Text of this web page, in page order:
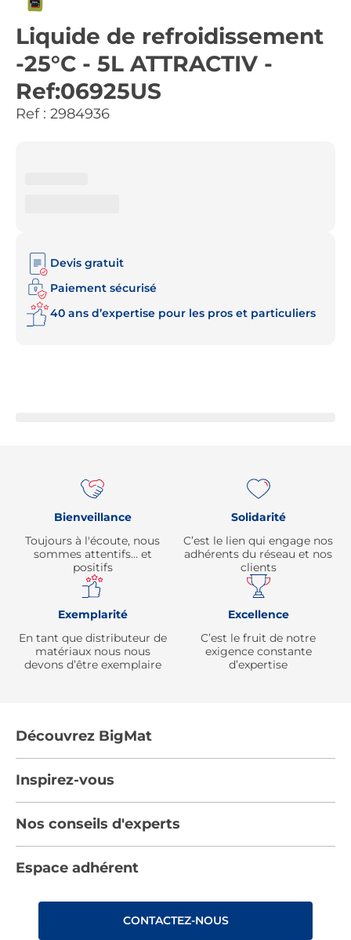
Liquide de refroidissement
-25°C - 5L ATTRACTIV -
Ref:06925US
Ref : 2984936
Devis gratuit
Paiement sécurisé
40 ans d’expertise pour les pros et particuliers
Bienveillance
Toujours à l'écoute, nous
sommes attentifs… et
positifs
Solidarité
C’est le lien qui engage nos
adhérents du réseau et nos
clients
Exemplarité
En tant que distributeur de
matériaux nous nous
devons d’être exemplaire
Excellence
C’est le fruit de notre
exigence constante
d’expertise
Découvrez BigMat
Devenez adhérent
Les Bâtisseurs du Sport
Inspirez-vous
Nos catalogues
Rencontres
Nos conseils d'experts
Espace adhérent
CONTACTEZ-NOUS